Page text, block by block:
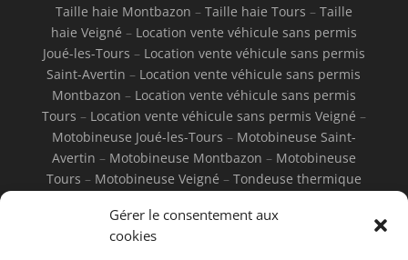
Gérer le consentement aux
cookies
Taille haie Montbazon – Taille haie Tours – Taille
haie Veigné – Location vente véhicule sans permis
Joué-les-Tours – Location vente véhicule sans permis
Saint-Avertin – Location vente véhicule sans permis
Montbazon – Location vente véhicule sans permis
Tours – Location vente véhicule sans permis Veigné –
Motobineuse Joué-les-Tours – Motobineuse Saint-
Avertin – Motobineuse Montbazon – Motobineuse
Tours – Motobineuse Veigné – Tondeuse thermique
Tondeuse thermique Montbazon–
thermique Tours